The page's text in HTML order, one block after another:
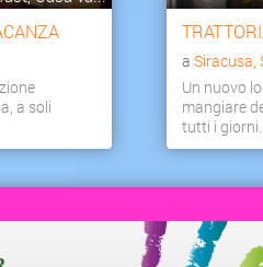
venne adibito a prigione e la
fu destinato a funzioni
ed armato con batterie di
mare.
Gonzaga i primi progetti di
compiuta gi� nel 1576,
a soli
a Siracusa,
Un nuovo
mangiare
tutti i giorni.